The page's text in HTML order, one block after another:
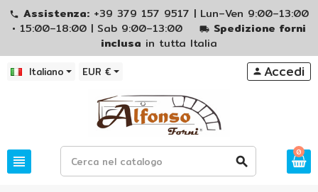
phone Assistenza: +39 379 157 9517 | Lun–Ven 9:00–13:00
• 15:00–18:00 | Sab 9:00–13:00
local_shipping Spedizione forni
inclusa in tutta Italia
Italiano EUR €
view_headline search
person Accedi
0